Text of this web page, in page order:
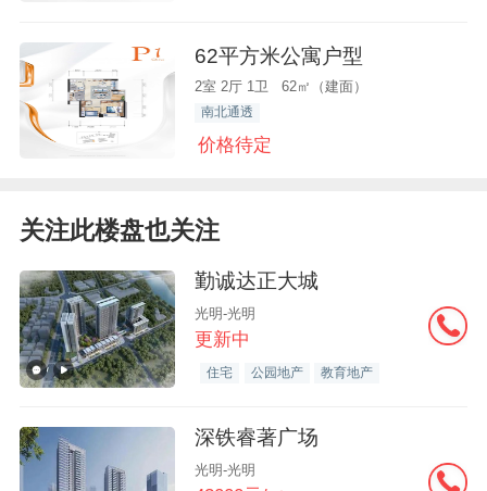
62平方米公寓户型
2室 2厅 1卫 62㎡（建面）
南北通透
价格待定
关注此楼盘也关注
勤诚达正大城
光明-光明
更新中
住宅 公园地产 教育地产
深铁睿著广场
光明-光明